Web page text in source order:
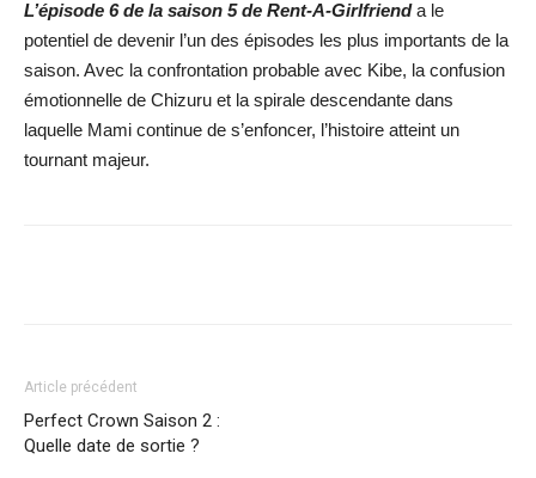
L’épisode 6 de la saison 5 de Rent-A-Girlfrienda le
potentiel de devenir l’un des épisodes les plus importants de la
saison. Avec la confrontation probable avec Kibe, la confusion
émotionnelle de Chizuru et la spirale descendante dans
laquelle Mami continue de s’enfoncer, l’histoire atteint un
tournant majeur.
Article précédent
Perfect Crown Saison 2 :
Quelle date de sortie ?